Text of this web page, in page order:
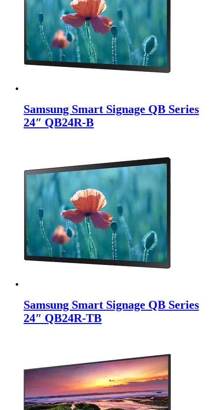
Samsung Smart Signage QB Series
24″ QB24R-B
Samsung Smart Signage QB Series
24″ QB24R-TB